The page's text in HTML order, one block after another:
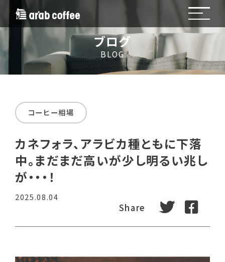
ブログ
BLOG
カネフォラ、アラビカ種ともに下落
中。まだまだ高いが少し明るい兆し
が・・・！
コーヒー相場
2025.08.04
Share tweet